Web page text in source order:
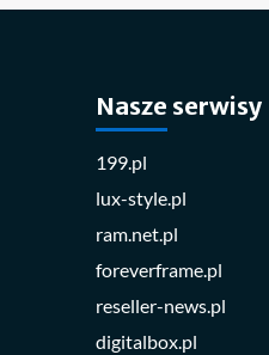
Nasze serwisy
199.pl
lux-style.pl
ram.net.pl
foreverframe.pl
reseller-news.pl
digitalbox.pl